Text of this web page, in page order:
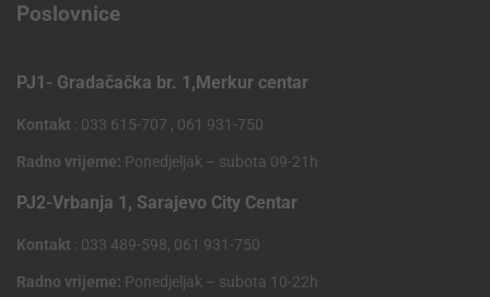
Poslovnice
PJ1- Gradačačka br. 1,Merkur centar
Kontakt : 033 615-707 , 061 931-750
Radno vrijeme: Ponedjeljak – subota 09-21h
PJ2-Vrbanja 1, Sarajevo City Centar
Kontakt : 033 489-598, 061 931-750
Radno vrijeme: Ponedjeljak – subota 10-22h